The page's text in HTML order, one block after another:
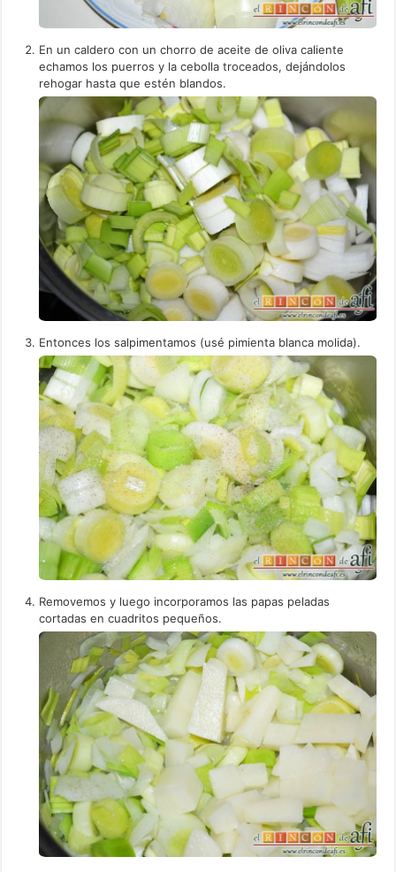
En un caldero con un chorro de aceite de oliva caliente
echamos los puerros y la cebolla troceados, dejándolos
rehogar hasta que estén blandos.
Entonces los salpimentamos (usé pimienta blanca molida).
Removemos y luego incorporamos las papas peladas
cortadas en cuadritos pequeños.